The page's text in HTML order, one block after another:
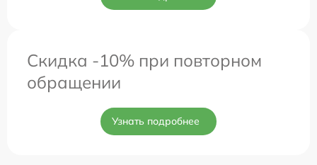
Скидка -10% при повторном
обращении
Узнать подробнее